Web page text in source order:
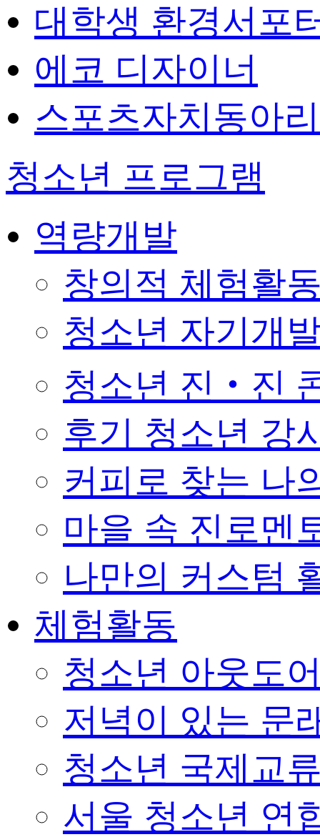
대학생 환경서포
에코 디자이너
스포츠자치동아리
청소년 프로그램
역량개발
창의적 체험활
청소년 자기개
청소년 진‧진
후기 청소년 강
커피로 찾는 나
마을 속 진로멘
나만의 커스텀
체험활동
청소년 아웃도
저녁이 있는 문
청소년 국제교
서울 청소년 연